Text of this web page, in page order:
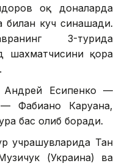
оқ доналарда
билан куч синашади.
3-турида
шахматчисини қора
Андрей Есипенко —
Фабиано Каруана,
баҳс олиб боради.
учрашувларида Тан
(Украина) ва